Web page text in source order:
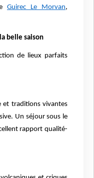
Guirec Le Morvan,
belle saison
de lieux parfaits
et traditions vivantes
Un séjour sous le
rapport qualité-